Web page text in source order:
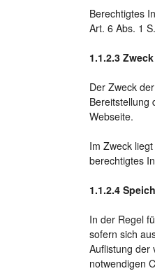
Berechtigtes
Art. 6 Abs. 1
Zweck
Der Zweck
Bereitstellung
Webseite.
Im Zweck
berechtigtes
In der Regel
sofern sich
Auflistung der
notwendigen